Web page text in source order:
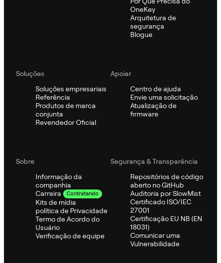
OneKey
Arquitetura de
segurança
Blogue
Soluções
Soluções empresariais
Referência
Produtos de marca
conjunta
Revendedor Oficial
Apoiar
Centro de ajuda
Envie uma solicitação
Atualização de
firmware
Sobre
Informação da
companhia
Carreira
Contratando
Kits de mídia
política de Privacidade
Termo de Acordo do
Usuário
Verificação de equipe
Segurança & Transparência
Repositórios de código
aberto no GitHub
Auditoria por SlowMist
Certificado ISO/IEC
27001
Certificação EU NB (EN
18031)
Comunicar uma
Vulnerabilidade